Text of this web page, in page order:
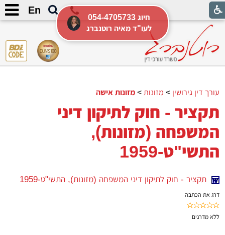
En
עורך דין גירושין > מזונות >מזונות אישה
תקציר - חוק לתיקון דיני
המשפחה (מזונות),
התשי"ט-1959
תקציר - חוק לתיקון דיני המשפחה (מזונות), התשי"ט-1959
דרג את הכתבה
ללא מדרגים
054-4705733 חיוג
לעו"ד מאיה רוטנברג